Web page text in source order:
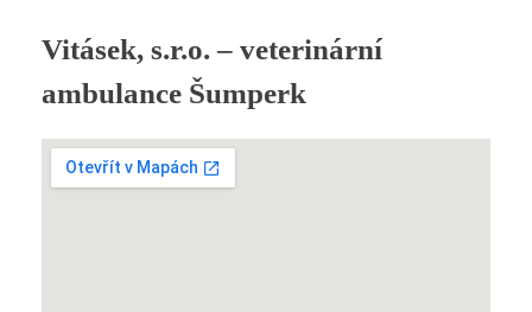
Vitásek, s.r.o. – veterinární
ambulance Šumperk